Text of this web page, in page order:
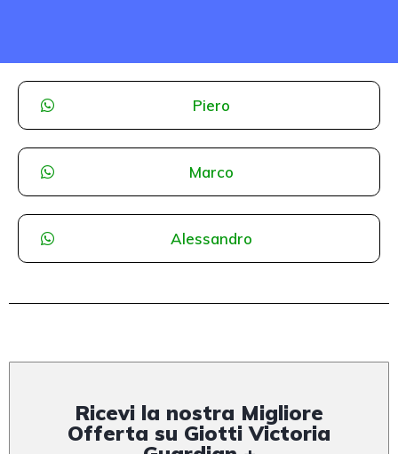
Piero
Marco
Alessandro
Ricevi la nostra Migliore
Offerta su Giotti Victoria